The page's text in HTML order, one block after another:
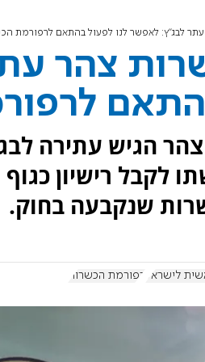
לבג"ץ: לאפשר לנו לפעול בהתאם לרפורמת
צהר
הגיש עתירה
לקבל רישיון
שנקבעה בחוק.
לישראל רפורמת הכשרות